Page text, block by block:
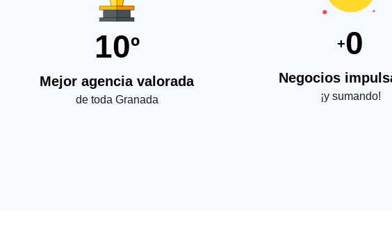
10º
Mejor agencia valorada
de toda Granada
+0
Negocios
¡y sumando!